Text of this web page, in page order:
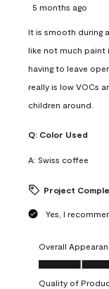
5 months ago
It is smooth during
like not much paint
having to leave
really is low VOCs
children around.
Q: Color Used
A: Swiss coffee
Project
Yes, I
Overall
Overall
Quality of